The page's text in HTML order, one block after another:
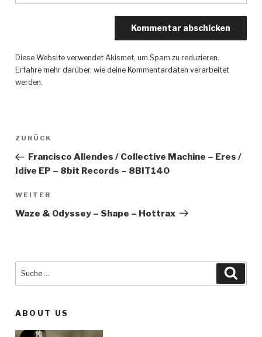
Diese Website verwendet Akismet, um Spam zu reduzieren.
Erfahre mehr darüber, wie deine Kommentardaten verarbeitet
werden.
Beitragsnavigation
Vorheriger
Beitrag
ZURÜCK
Francisco Allendes / Collective Machine – Eres /
Idive EP – 8bit Records – 8BIT140
Nächster
WEITER
Waze & Odyssey – Shape – Hottrax
ABOUT US